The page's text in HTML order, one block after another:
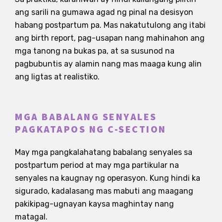
ang sarili na gumawa agad ng pinal na desisyon
habang postpartum pa. Mas nakatutulong ang itabi
ang birth report, pag-usapan nang mahinahon ang
mga tanong na bukas pa, at sa susunod na
pagbubuntis ay alamin nang mas maaga kung alin
ang ligtas at realistiko.
MGA BABALANG SENYALES
PAGKATAPOS NG C-SECTION
May mga pangkalahatang babalang senyales sa
postpartum period at may mga partikular na
senyales na kaugnay ng operasyon. Kung hindi ka
sigurado, kadalasang mas mabuti ang maagang
pakikipag-ugnayan kaysa maghintay nang
matagal.